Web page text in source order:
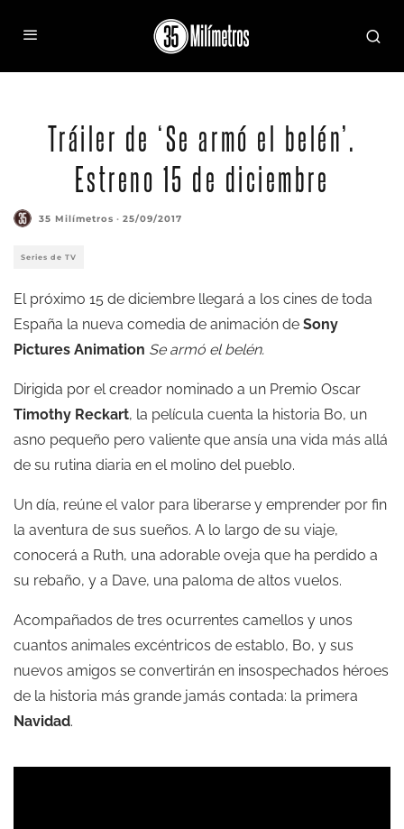
Tráiler de ‘Se armó el belén’.
Estreno 15 de diciembre
35 Milímetros · 25/09/2017
Series de TV
El próximo 15 de diciembre llegará a los cines de toda
España la nueva comedia de animación de Sony
Pictures Animation Se armó el belén.
Dirigida por el creador nominado a un Premio Oscar
Timothy Reckart, la película cuenta la historia Bo, un
asno pequeño pero valiente que ansía una vida más allá
de su rutina diaria en el molino del pueblo.
Un día, reúne el valor para liberarse y emprender por fin
la aventura de sus sueños. A lo largo de su viaje,
conocerá a Ruth, una adorable oveja que ha perdido a
su rebaño, y a Dave, una paloma de altos vuelos.
Acompañados de tres ocurrentes camellos y unos
cuantos animales excéntricos de establo, Bo, y sus
nuevos amigos se convertirán en insospechados héroes
de la historia más grande jamás contada: la primera
Navidad.